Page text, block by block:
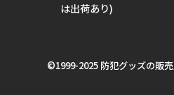
は出荷あり)
©1999-2025 防犯グッズの販